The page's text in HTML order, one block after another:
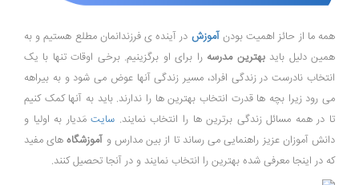
همه ما از حائز اهمیت بودنآموزش در آینده ی فرزندانمان مطلع هستیم و به
همین دلیل بایدبهترین مدرسه را برای او برگزینیم. برخی اوقات تنها با یک
انتخاب نادرست در زندگی افراد، مسیر زندگی آنها عوض می شود و به بیراهه
می رود زیرا بچه ها قدرت انتخاب بهترین ها را ندارند. باید به آنها کمک کنیم
تا در همه مسائل زندگی برترین ها را انتخاب نمایند. سایتمَدیار به اولیا و
دانش آموزان عزیز راهنمایی می رساند تا از بین مدارس و آموزشگاههای مفید
که در اینجا معرفی شده بهترین را انتخاب نمایند و در آنجا تحصیل کنند.